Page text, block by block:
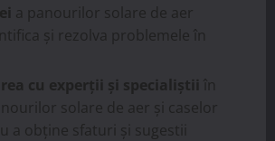
a panourilor solare de aer
și rezolva problemele în
cu experții și specialiștii în
solare de aer și caselor
a obține sfaturi și sugestii